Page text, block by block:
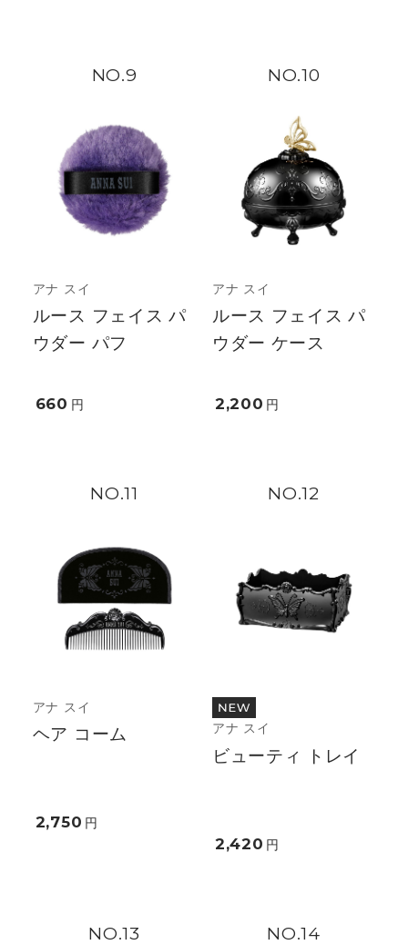
9
アナ スイ
ルース フェイス パ
ウダー パフ
660 円
10
アナ スイ
ルース フェイス パ
ウダー ケース
2,200 円
11
アナ スイ
ヘア コーム
2,750 円
12
アナ スイ
ビューティ トレイ
2,420 円
13 14